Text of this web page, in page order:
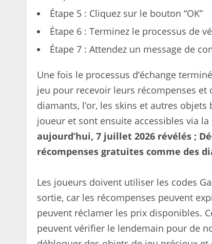
Étape 5 : Cliquez sur le bouton “OK”
Étape 6 : Terminez le processus de
Étape 7 : Attendez un message de
Une fois le processus d’échange
jeu pour recevoir leurs récompenses
diamants, l’or, les skins et autres
joueur et sont ensuite accessibles via la
aujourd’hui, 7 juillet 2026 révélés ;
récompenses gratuites comme des
Les joueurs doivent utiliser les codes
sortie, car les récompenses peuvent
peuvent réclamer les prix disponibles.
peuvent vérifier le lendemain pour de